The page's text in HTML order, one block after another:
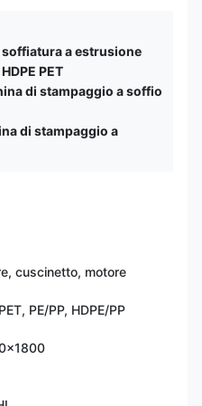
a estrusione
PET
di stampaggio a soffio
di stampaggio a
cuscinetto, motore
PE/PP, HDPE/PP